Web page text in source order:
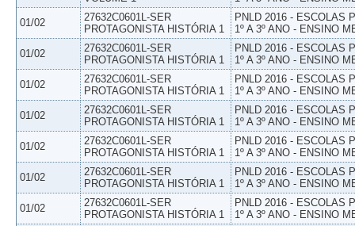
01/02
27632C0601L-SER
PROTAGONISTA HISTÓRIA 1
PNLD 2016 - ESCOLAS
1º A 3º ANO - ENSINO
01/02
27632C0601L-SER
PROTAGONISTA HISTÓRIA 1
PNLD 2016 - ESCOLAS
1º A 3º ANO - ENSINO
01/02
27632C0601L-SER
PROTAGONISTA HISTÓRIA 1
PNLD 2016 - ESCOLAS
1º A 3º ANO - ENSINO
01/02
27632C0601L-SER
PROTAGONISTA HISTÓRIA 1
PNLD 2016 - ESCOLAS
1º A 3º ANO - ENSINO
01/02
27632C0601L-SER
PROTAGONISTA HISTÓRIA 1
PNLD 2016 - ESCOLAS
1º A 3º ANO - ENSINO
01/02
27632C0601L-SER
PROTAGONISTA HISTÓRIA 1
PNLD 2016 - ESCOLAS
1º A 3º ANO - ENSINO
01/02
27632C0601L-SER
PROTAGONISTA HISTÓRIA 1
PNLD 2016 - ESCOLAS
1º A 3º ANO - ENSINO